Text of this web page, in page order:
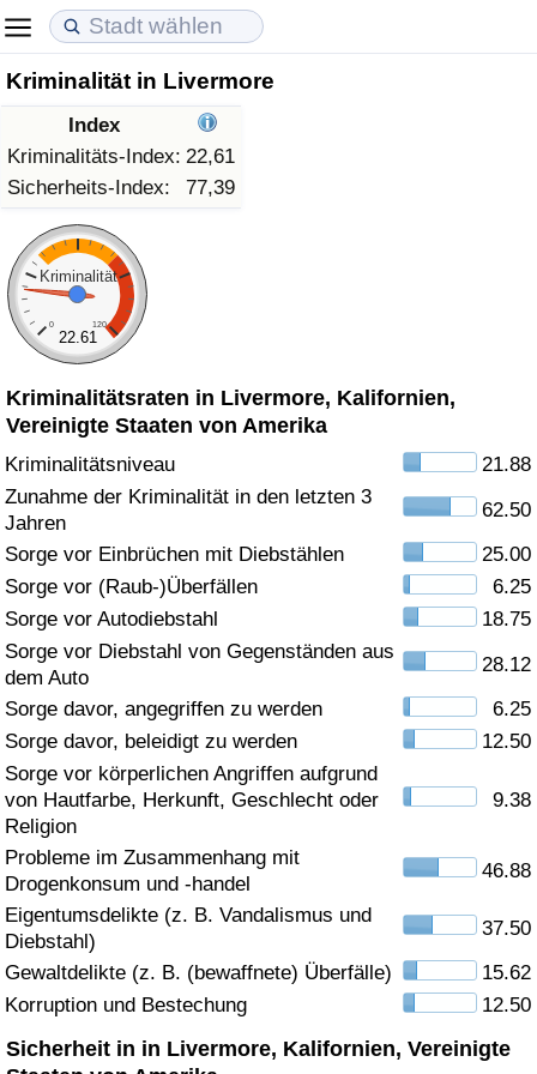
Kriminalität in Livermore
Index
Kriminalitäts-Index: 22,61
Sicherheits-Index:
77,39
Kriminalität
0 120
22.61
Kriminalitätsraten in Livermore, Kalifornien,
Vereinigte Staaten von Amerika
Kriminalitätsniveau
21.88
Zunahme der Kriminalität in den letzten 3
Jahren
62.50
Sorge vor Einbrüchen mit Diebstählen
25.00
Sorge vor (Raub-)Überfällen
6.25
Sorge vor Autodiebstahl
18.75
Sorge vor Diebstahl von Gegenständen aus
dem Auto
28.12
Sorge davor, angegriffen zu werden
6.25
Sorge davor, beleidigt zu werden
12.50
Sorge vor körperlichen Angriffen aufgrund
von Hautfarbe, Herkunft, Geschlecht oder
Religion
9.38
Probleme im Zusammenhang mit
Drogenkonsum und -handel
46.88
Eigentumsdelikte (z. B. Vandalismus und
Diebstahl)
37.50
Gewaltdelikte (z. B. (bewaffnete) Überfälle)
15.62
Korruption und Bestechung
12.50
Sicherheit in in Livermore, Kalifornien, Vereinigte
Lebenshaltungskosten
Lebenshaltungskosten-Index (aktuell)
Lebenshaltungskosten-Index
Lebenshaltungskosten-Index nach Land
in Akaba
Immobilienpreise
Immobilienpreis-Index (aktuell)
Immobilienpreis-Index
Immobilienpreis-Index nach Land
Lebensqualität
Lebensqualität-Index
Lebensqualität-Index (aktuell)
Lebensqualitätsindex nach Land
Kriminalität
Kriminalitäts-Index (aktuell)
Kriminalitäts-Index
Kriminalitätsindex nach Land
Gesundheitsversorgung
Gesundheitsversorgungs-Index (aktuell)
Gesundheitsversorgungs-Index
Gesundheitsversorgungs-Index nach Land
Umweltverschmutzung
Umweltverschmutzungs-Index (aktuell)
Verschmutzungsindex
Umweltverschmutzungs-Index nach Land
Verkehr